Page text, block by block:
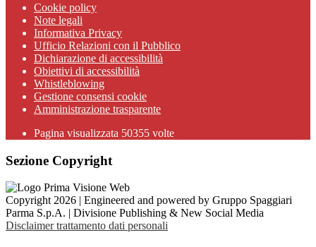
Cookie policy
Note legali
Informativa Privacy
Ufficio Relazioni con il Pubblico
Dichiarazione di accessibilità
Obiettivi di accessibilità
Whistleblowing
Gestione consensi cookie
Amministrazione trasparente
Pagina visualizzata 50355 volte
Sezione Copyright
Copyright 2026 | Engineered and powered by Gruppo Spaggiari
Parma S.p.A. | Divisione Publishing & New Social Media
Disclaimer trattamento dati personali